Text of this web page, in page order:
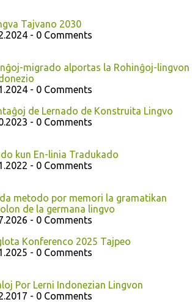
Tajvano 2030
- 0 Comments
migrado alportas la Rohinĝoj-lingvon
- 0 Comments
de Lernado de Konstruita Lingvo
- 0 Comments
kun En-linia Tradukado
- 0 Comments
metodo por memori la gramatikan
de la germana lingvo
- 0 Comments
Konferenco 2025 Tajpeo
- 0 Comments
Por Lerni Indonezian Lingvon
- 0 Comments